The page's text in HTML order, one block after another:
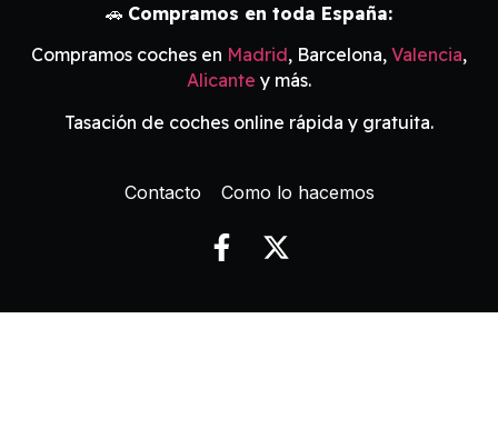
🚗 Compramos en toda España:
Compramos coches en Madrid, Barcelona, Valencia,
Alicante y más.
Tasación de coches online rápida y gratuita.
Contacto Como lo hacemos